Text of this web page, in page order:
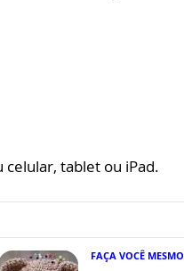
tablet ou iPad.
FAÇA VOCÊ MESMO